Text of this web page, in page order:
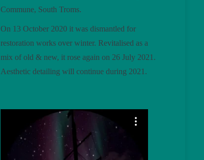
Commune, South Troms.
On 13 October 2020 it was dismantled for
restoration works over winter. Revitalised as a
mix of old & new, it rose again on 26 July 2021.
Aesthetic detailing will continue during 2021.